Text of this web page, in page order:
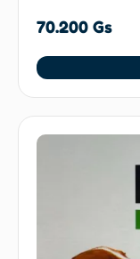
70.200 Gs